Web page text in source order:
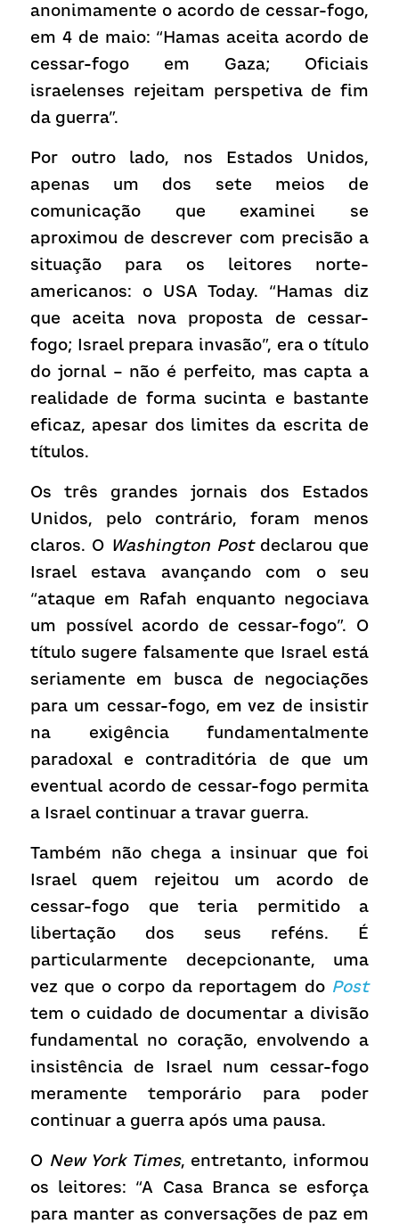
anonimamente o acordo de cessar-fogo,
em 4 de maio: “Hamas aceita acordo de
cessar-fogo em Gaza; Oficiais
israelenses rejeitam perspetiva de fim
da guerra”.
Por outro lado, nos Estados Unidos,
apenas um dos sete meios de
comunicação que examinei se
aproximou de descrever com precisão a
situação para os leitores norte-
americanos: o USA Today. “Hamas diz
que aceita nova proposta de cessar-
fogo; Israel prepara invasão”, era o título
do jornal – não é perfeito, mas capta a
realidade de forma sucinta e bastante
eficaz, apesar dos limites da escrita de
títulos.
Os três grandes jornais dos Estados
Unidos, pelo contrário, foram menos
claros. O Washington Post declarou que
Israel estava avançando com o seu
“ataque em Rafah enquanto negociava
um possível acordo de cessar-fogo”. O
título sugere falsamente que Israel está
seriamente em busca de negociações
para um cessar-fogo, em vez de insistir
na exigência fundamentalmente
paradoxal e contraditória de que um
eventual acordo de cessar-fogo permita
a Israel continuar a travar guerra.
Também não chega a insinuar que foi
Israel quem rejeitou um acordo de
cessar-fogo que teria permitido a
libertação dos seus reféns. É
particularmente decepcionante, uma
vez que o corpo da reportagem do Post
tem o cuidado de documentar a divisão
fundamental no coração, envolvendo a
insistência de Israel num cessar-fogo
meramente temporário para poder
continuar a guerra após uma pausa.
O New York Times, entretanto, informou
os leitores: “A Casa Branca se esforça
para manter as conversações de paz em